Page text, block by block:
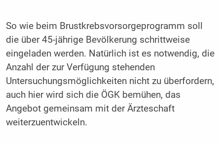
So wie beim Brustkrebsvorsorgeprogramm soll
die über 45-jährige Bevölkerung schrittweise
eingeladen werden. Natürlich ist es notwendig, die
Anzahl der zur Verfügung stehenden
Untersuchungsmöglichkeiten nicht zu überfordern,
auch hier wird sich die ÖGK bemühen, das
Angebot gemeinsam mit der Ärzteschaft
weiterzuentwickeln.